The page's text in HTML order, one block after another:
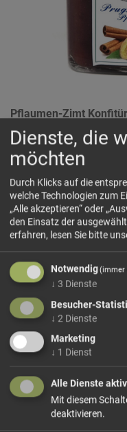
Pflaumen-Zimt
HORVAT
Würzige Pflaumen mit
kalte Jahreszeit
60% Fruchtanteil. Ohne
Zutaten:
Apfelpektin
Durchschnittliche
Energie 207 kcal/880 kj
Fett
davon gesättigte
Kohlenhydrate
davon Zucker
Eiweiß
Salz
Dienste, die
möchten
Durch Klicks auf die
welche Technologien zum
„Alle akzeptieren“ oder
den Einsatz der
erfahren, lesen Sie bitte
Notwendig(immer
↓ 3 Dienste
Besucher-
↓ 2 Dienste
Marketing
↓ 1 Dienst
Alle Dienste
Mit diesem
deaktivieren.